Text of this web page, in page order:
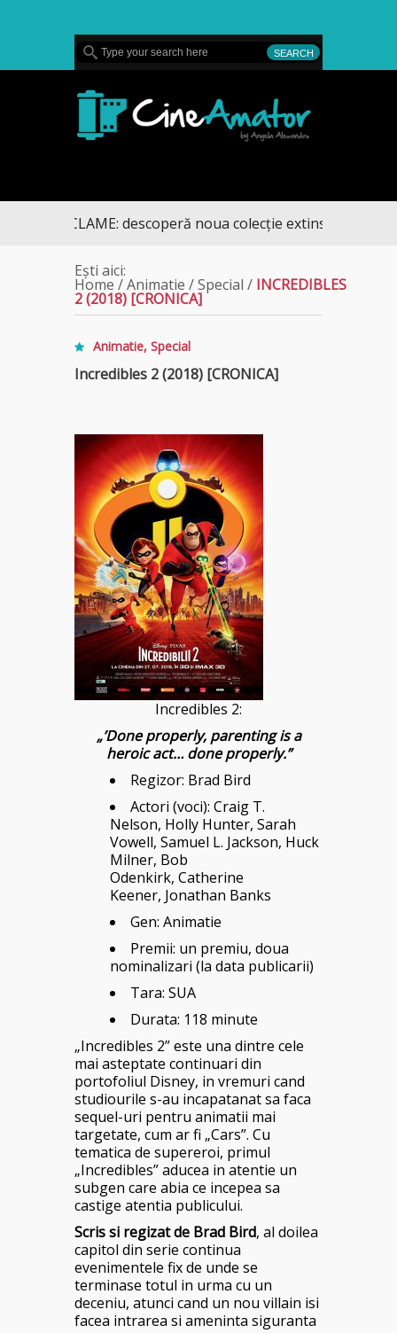
RECLAME: descoperă noua colecție extinsă de titluri pe
Ești aici:
Home /Animatie /Special / INCREDIBLES
2 (2018) [CRONICA]
Animatie, Special
Incredibles 2 (2018) [CRONICA]
Incredibles 2:
„’Done properly, parenting is a
heroic act… done properly.”
Regizor: Brad Bird
Actori (voci): Craig T.
Nelson, Holly Hunter, Sarah
Vowell, Samuel L. Jackson, Huck
Milner, Bob
Odenkirk, Catherine
Keener, Jonathan Banks
Gen: Animatie
Premii: un premiu, doua
nominalizari (la data publicarii)
Tara: SUA
Durata: 118 minute
„Incredibles 2” este una dintre cele
mai asteptate continuari din
portofoliul Disney, in vremuri cand
studiourile s-au incapatanat sa faca
sequel-uri pentru animatii mai
targetate, cum ar fi „Cars”. Cu
tematica de supereroi, primul
„Incredibles” aducea in atentie un
subgen care abia ce incepea sa
castige atentia publicului.
Scris si regizat de Brad Bird, al doilea
capitol din serie continua
evenimentele fix de unde se
terminase totul in urma cu un
deceniu, atunci cand un nou villain isi
facea intrarea si ameninta siguranta